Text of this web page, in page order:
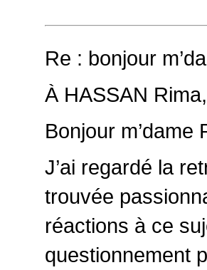
Re : bonjour
À HASSAN
Bonjour m’dame
J’ai regardé la
trouvée
réactions à ce
questionnement